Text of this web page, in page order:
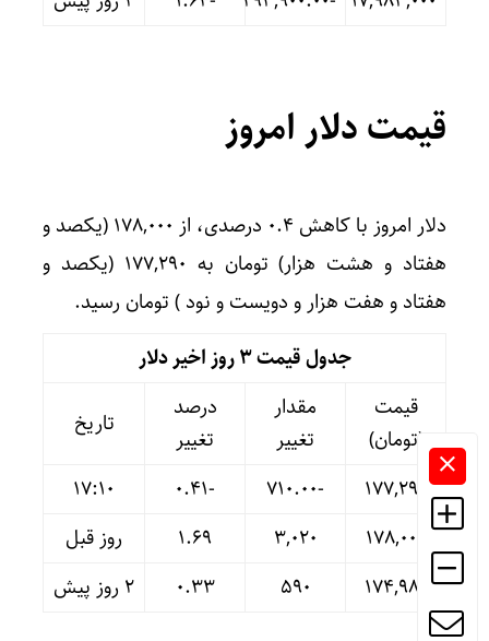
قیمت دلار امروز
دلار امروز با کاهش ۰.۴ درصدی، از ۱۷۸,۰۰۰ (یکصد و
هفتاد و هشت هزار) تومان به ۱۷۷,۲۹۰ (یکصد و
هفتاد و هفت هزار و دویست و نود ) تومان رسید.
جدول قیمت 3 روز اخیر دلار
قیمت
(تومان)
مقدار
تغییر
درصد
تغییر
تاریخ
۱۷۷,۲۹۰
-۷۱۰.۰۰ -۰.۴۱
17:10
۱۷۸,۰۰۰
۳,۰۲۰ ۱.۶۹
روز قبل
۱۷۴,۹۸۰
۵۹۰ ۰.۳۳ ۲ روز پیش